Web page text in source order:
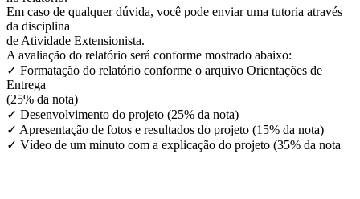
Em caso de qualquer dúvida, você pode enviar uma tutoria através
da disciplina
de Atividade Extensionista.
A avaliação do relatório será conforme mostrado abaixo:
✓ Formatação do relatório conforme o arquivo Orientações de
Entrega
(25% da nota)
✓ Desenvolvimento do projeto (25% da nota)
✓ Apresentação de fotos e resultados do projeto (15% da nota)
✓ Vídeo de um minuto com a explicação do projeto (35% da nota